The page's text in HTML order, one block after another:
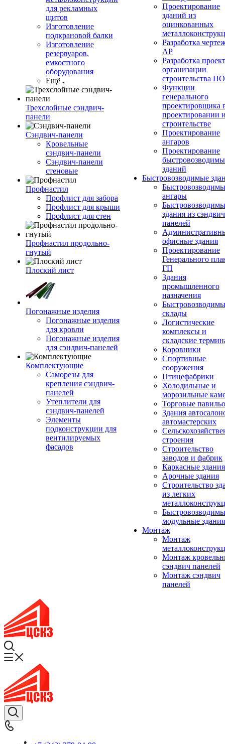
для рекламных
щитов
Изготовление
подкрановой балки
Изготовление
резервуаров,
емкостного
оборудования
Ещё
Трехслойные сэндвич-
панели
Сэндвич-панели
Кровельные
сэндвич-панели
Сэндвич-панели
стеновые
Профнастил
Профлист для забора
Профлист для крыши
Профлист для стен
Профнастил продольно-
гнутый
Плоский лист
Погонажные изделия
Погонажные изделия
для кровли
Погонажные изделия
для сэндвич-панелей
Комплектующие
Саморезы для
крепления сэндвич-
панелей
Утеплители для
сэндвич-панелей
Элементы
подконструкции для
вентилируемых
фасадов
Проектирование
зданий из
оцинкованных
Разработка
АР
Разработка
организации
строительства
Функции
генерального
проектировщика
проектировании
строительстве
Проектирование
ангаров
Проектирование
зданий
Быстровозводимые
ангары
здания из сэндвич
панелей
офисные здания
Проектирование
Генерального
ГП
Здания
промышленного
назначения
склады
Логистические
комплексы и
складские
Коровники
Спортивные
сооружения
Птицефабрики
Холодильные и
морозильные
Торговые
Здания
автомастерских
строения
Строительство
заводов и фабрик
Каркасные здания
Арочные здания
Строительство
из легких
модульные здания
Монтаж
Монтаж
Монтаж
сэндвич панелей
Монтаж сэндвич
панелей